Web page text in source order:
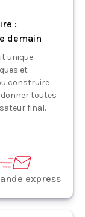
:
demain
unique
et
construire
toutes
final.
express